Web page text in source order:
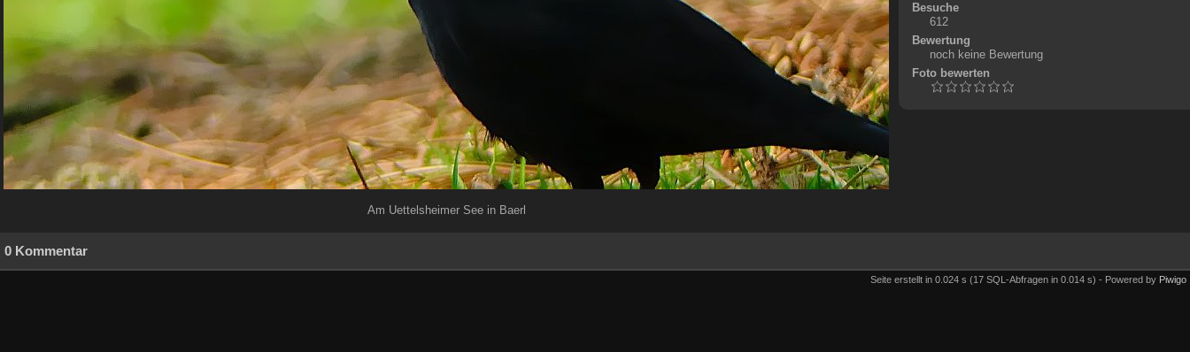
Am Uettelsheimer See in Baerl
Besuche
612
Bewertung
noch keine Bewertung
Foto bewerten
0 Kommentar
Seite erstellt in 0.024 s (17 SQL-Abfragen in 0.014 s) - Powered by Piwigo